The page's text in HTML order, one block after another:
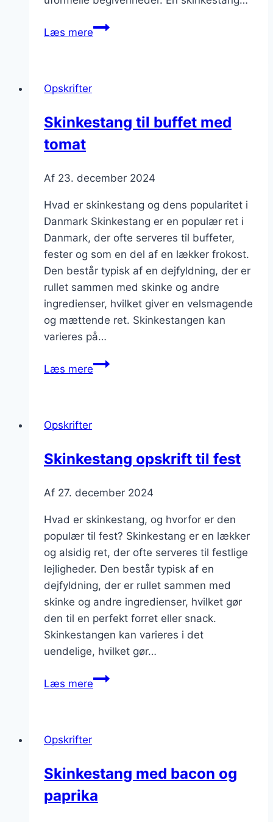
Læs mereSkinkestang
Opskrifter
Skinkestang til buffet med
tomat
Af 23. december 2024
Hvad er skinkestang og dens popularitet i
Danmark Skinkestang er en populær ret i
Danmark, der ofte serveres til buffeter,
fester og som en del af en lækker frokost.
Den består typisk af en dejfyldning, der er
rullet sammen med skinke og andre
ingredienser, hvilket giver en velsmagende
og mættende ret. Skinkestangen kan
varieres på…
Læs mereSkinkestang
Opskrifter
Skinkestang opskrift til fest
Af 27. december 2024
Hvad er skinkestang, og hvorfor er den
populær til fest? Skinkestang er en lækker
og alsidig ret, der ofte serveres til festlige
lejligheder. Den består typisk af en
dejfyldning, der er rullet sammen med
skinke og andre ingredienser, hvilket gør
den til en perfekt forret eller snack.
Skinkestangen kan varieres i det
uendelige, hvilket gør…
Læs mereSkinkestang
Opskrifter
Skinkestang med bacon og
paprika